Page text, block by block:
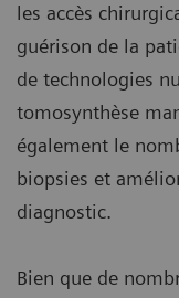
les accès
guérison de la
de technologies
tomosynthèse
également le
biopsies et
diagnostic.
Bien que de